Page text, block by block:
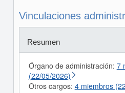
Vinculaciones
Resumen
Órgano de administración: 7
(22/05/2026)
Otros cargos: 4 miembros